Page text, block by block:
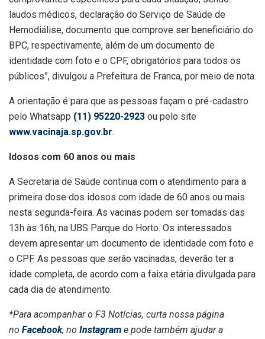
laudos médicos, declaração do Serviço de Saúde de
Hemodiálise, documento que comprove ser beneficiário do
BPC, respectivamente, além de um documento de
identidade com foto e o CPF, obrigatórios para todos os
públicos”, divulgou a Prefeitura de Franca, por meio de nota.
A orientação é para que as pessoas façam o pré-cadastro
pelo Whatsapp (11) 95220-2923 ou pelo site
www.vacinaja.sp.gov.br.
Idosos com 60 anos ou mais
A Secretaria de Saúde continua com o atendimento para a
primeira dose dos idosos com idade de 60 anos ou mais
nesta segunda-feira. As vacinas podem ser tomadas das
13h às 16h, na UBS Parque do Horto. Os interessados
devem apresentar um documento de identidade com foto e
o CPF. As pessoas que serão vacinadas, deverão ter a
idade completa, de acordo com a faixa etária divulgada para
cada dia de atendimento.
*Para acompanhar o F3 Notícias, curta nossa página
no Facebook, no Instagram e pode também ajudar a